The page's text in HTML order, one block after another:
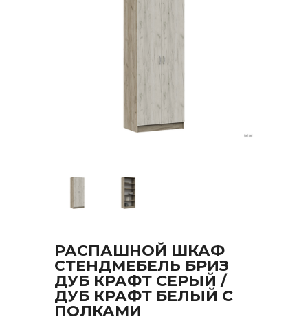
РАСПАШНОЙ ШКАФ
СТЕНДМЕБЕЛЬ БРИЗ
ДУБ КРАФТ СЕРЫЙ /
ДУБ КРАФТ БЕЛЫЙ С
ПОЛКАМИ